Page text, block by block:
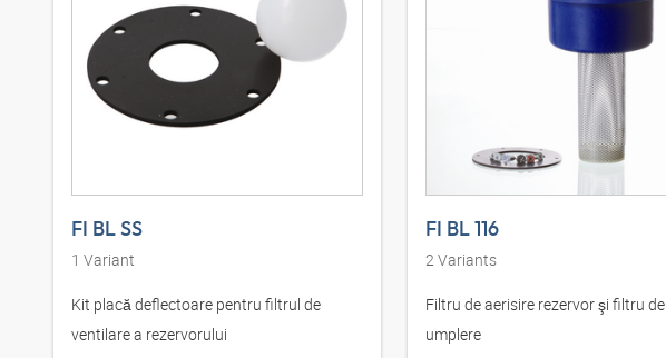
FI BL SS
1 Variant
Kit placă deflectoare pentru filtrul de
ventilare a rezervorului
FI BL 116
2Variants
Filtru de aerisire rezervor şi filtru de
umplere